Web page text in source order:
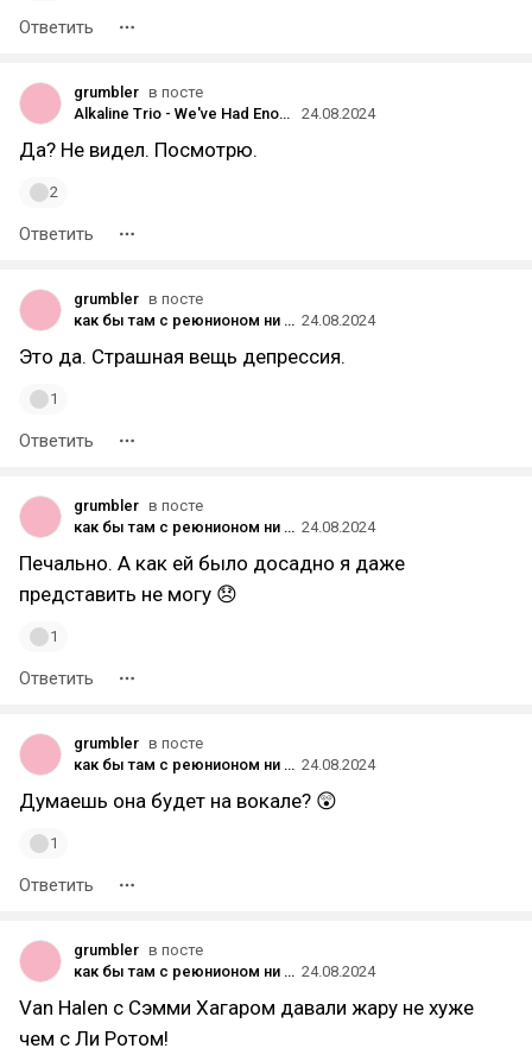
Ответить
grumbler в посте
Alkaline Trio - We've Had Enough
24.08.2024
Да? Не видел. Посмотрю.
2
Ответить
grumbler в посте
как бы там с реюнионом ни получилось 24.08.2024
Это да. Страшная вещь депрессия.
1
Ответить
grumbler в посте
как бы там с реюнионом ни получилось 24.08.2024
Печально. А как ей было досадно я даже
представить не могу 😞
1
Ответить
grumbler в посте
как бы там с реюнионом ни получилось 24.08.2024
Думаешь она будет на вокале? 😲
1
Ответить
grumbler в посте
как бы там с реюнионом ни получилось 24.08.2024
Van Halen с Сэмми Хагаром давали жару не хуже
чем с Ли Ротом!